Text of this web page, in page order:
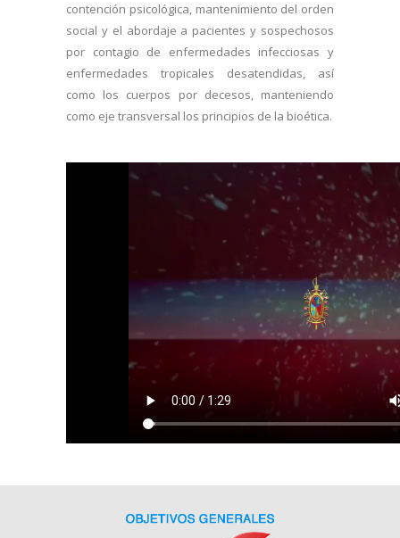
contención psicológica, mantenimiento del orden
social y el abordaje a pacientes y sospechosos
por contagio de enfermedades infecciosas y
enfermedades tropicales desatendidas, así
como los cuerpos por decesos, manteniendo
como eje transversal los principios de la bioética.